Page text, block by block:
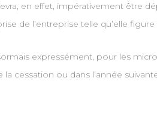
en effet, impérativement être
de l’entreprise telle qu’elle
expressément, pour les
la cessation ou dans l’année